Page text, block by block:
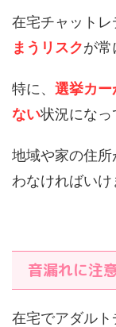
在宅チャットレ
まうリスクが常
特に、 選挙カー
ない状況になっ
地域や家の住
わなければいけ
音漏れに注
在宅でアダル